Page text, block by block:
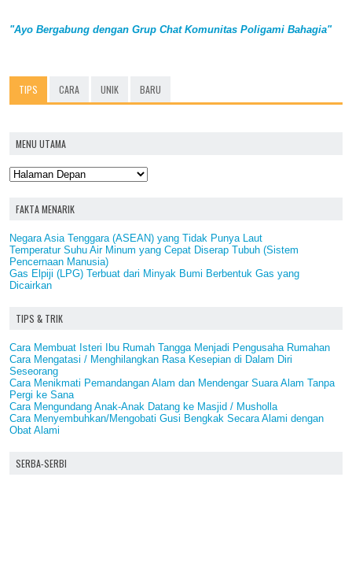
"Ayo Bergabung dengan Grup Chat Komunitas Poligami Bahagia"
TIPS CARA UNIK BARU
MENU UTAMA
FAKTA MENARIK
Negara Asia Tenggara (ASEAN) yang Tidak Punya Laut
Temperatur Suhu Air Minum yang Cepat Diserap Tubuh (Sistem
Pencernaan Manusia)
Gas Elpiji (LPG) Terbuat dari Minyak Bumi Berbentuk Gas yang
Dicairkan
TIPS & TRIK
Cara Membuat Isteri Ibu Rumah Tangga Menjadi Pengusaha Rumahan
Cara Mengatasi / Menghilangkan Rasa Kesepian di Dalam Diri
Seseorang
Cara Menikmati Pemandangan Alam dan Mendengar Suara Alam Tanpa
Pergi ke Sana
Cara Mengundang Anak-Anak Datang ke Masjid / Musholla
Cara Menyembuhkan/Mengobati Gusi Bengkak Secara Alami dengan
Obat Alami
SERBA-SERBI